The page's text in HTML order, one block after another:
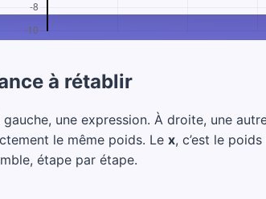
à rétablir
gauche, une expression. À droite, une
le même poids. Le x, c’est le
étape par étape.